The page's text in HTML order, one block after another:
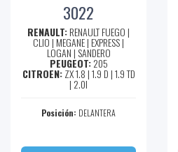
3022
RENAULT:RENAULT FUEGO |
CLIO | MEGANE | EXPRESS |
LOGAN | SANDERO
PEUGEOT:205
CITROEN:ZX 1.8 | 1.9 D | 1.9 TD
| 2.0I
Posición: DELANTERA